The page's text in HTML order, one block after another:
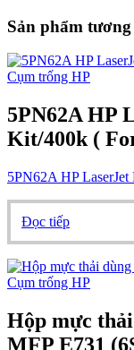
Sản phẩm
Cụm trống HP
5PN62A HP
Kit/400k (
5PN62A HP
Đọc tiếp
Cụm trống HP
Hộp mực
MFP E731